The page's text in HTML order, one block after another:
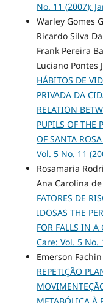
No. 11 (2007):
Warley Gomes
Ricardo Silva
Frank Pereira
Luciano Pontes
HÁBITOS DE
PRIVADA DA
RELATION
PUPILS OF THE
OF SANTA
Vol. 5 No. 11
Rosamaria
Ana Carolina
FATORES DE
IDOSAS THE
FOR FALLS IN A
Care: Vol. 5 No.
Emerson
REPETIÇÃO